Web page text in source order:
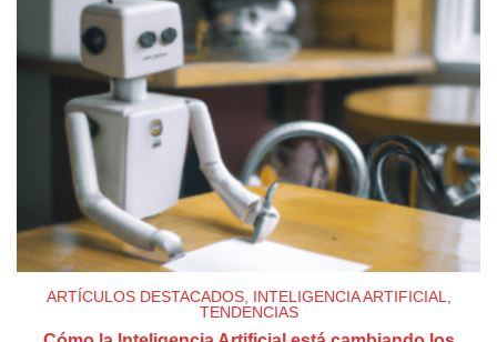
ARTÍCULOS DESTACADOS, INTELIGENCIA ARTIFICIAL
TENDENCIAS